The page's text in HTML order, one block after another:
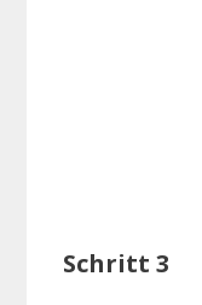
Schritt 3